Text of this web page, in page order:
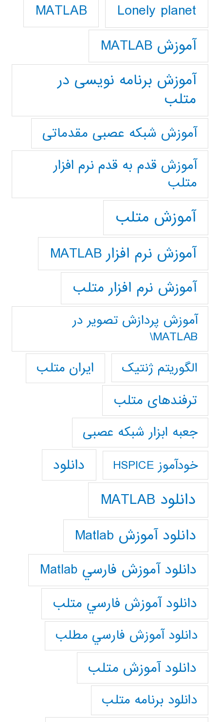
Lonely planet
MATLAB
آموزش MATLAB
آموزش برنامه نویسی در
متلب
آموزش شبکه عصبی مقدماتی
آموزش قدم به قدم نرم افزار
متلب
آموزش متلب
آموزش نرم افزار MATLAB
آموزش نرم افزار متلب
آموزش پردازش تصوير در
MATLAB\
الگوریتم ژنتیک
ایران متلب
ترفندهای متلب
جعبه ابزار شبکه عصبی
خودآموز HSPICE دانلود
دانلود MATLAB
دانلود آموزش Matlab
دانلود آموزش فارسي Matlab
دانلود آموزش فارسي متلب
دانلود آموزش فارسي مطلب
دانلود آموزش متلب
دانلود برنامه متلب